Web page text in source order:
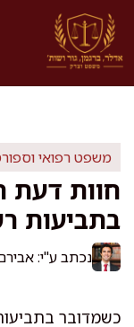
לדלג
לתוכן
משפט רפואי
חוות דעת
בתביעות
נכתב ע"י:
כשמדובר